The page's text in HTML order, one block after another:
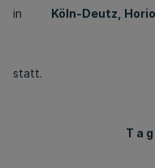
in Köln-Deutz,
statt.
T a